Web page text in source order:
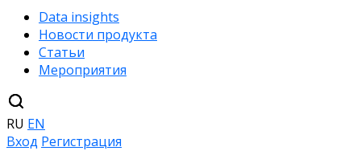
Data insights
Новости продукта
Статьи
Мероприятия
RU EN
Вход Регистрация